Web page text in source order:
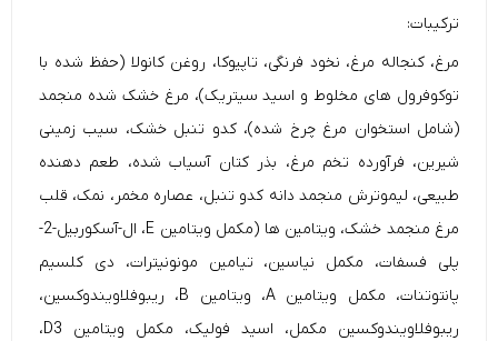
ترکیبات:
مرغ، کنجاله مرغ، نخود فرنگی، تاپیوکا، روغن کانولا (حفظ شده با
توکوفرول های مخلوط و اسید سیتریک)، مرغ خشک شده منجمد
(شامل استخوان مرغ چرخ شده)، کدو تنبل خشک، سیب زمینی
شیرین، فرآورده تخم مرغ، بذر کتان آسیاب شده، طعم دهنده
طبیعی، لیموترش منجمد دانه کدو تنبل، عصاره مخمر، نمک، قلب
مرغ منجمد خشک، ویتامین ها (مکمل ویتامین E، ال-آسکوربیل-2-
پلی فسفات، مکمل نیاسین، تیامین مونونیترات، دی کلسیم
پانتوتنات، مکمل ویتامین A، ویتامین B، ریبوفلاویندوکسین،
ریبوفلاویندوکسین مکمل، اسید فولیک، مکمل ویتامین D3،